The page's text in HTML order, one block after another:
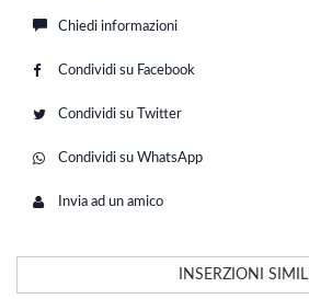
Chiedi informazioni
Condividi su Facebook
Condividi su Twitter
Condividi su WhatsApp
Invia ad un amico
INSERZIONI SIMILI